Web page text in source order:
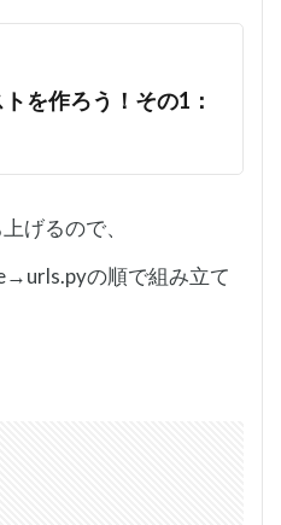
を作ろう！その1：
げるので、
の順で組み立て